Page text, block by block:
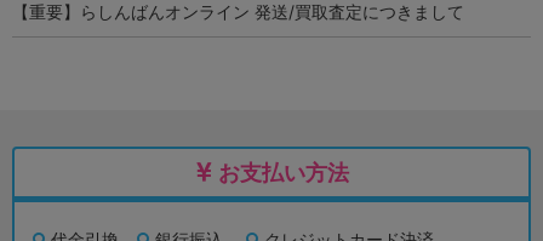
【重要】らしんばんオンライン 発送/買取査定につきまして
お支払い方法